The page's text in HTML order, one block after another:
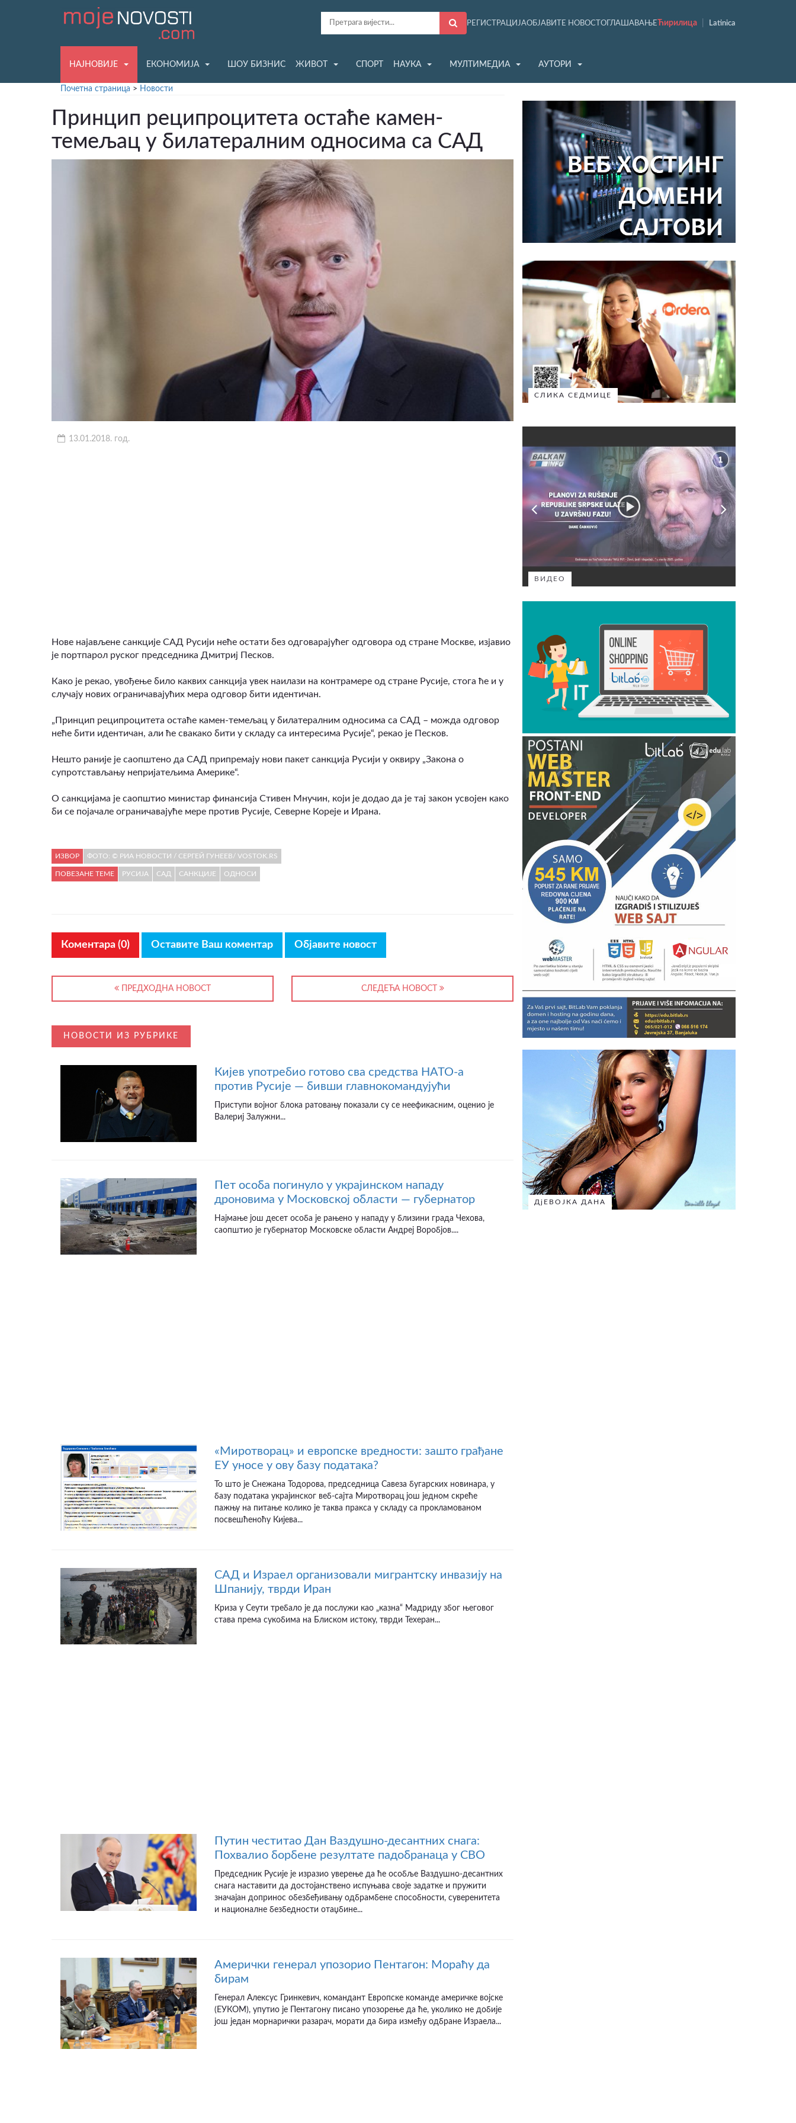
РЕГИСТРАЦИЈАОБЈАВИТЕ НОВОСТ ОГЛАШАВАЊЕ Ћирилица Latinica
НАЈНОВИЈЕ ЕКОНОМИЈА ШОУ БИЗНИС ЖИВОТ СПОРТ НАУКА МУЛТИМЕДИА АУТОРИ
Почетна страница > Новости
Принцип реципроцитета остаће камен-
темељац у билатералним односима са САД
13.01.2018. год.
Нове најављене санкције САД Русији неће остати без одговарајућег одговора од стране Москве, изјавио
је портпарол руског председника Дмитриј Песков.
Како је рекао, увођење било каквих санкција увек наилази на контрамере од стране Русије, стога ће и у
случају нових ограничавајућих мера одговор бити идентичан.
„Принцип реципроцитета остаће камен-темељац у билатералним односима са САД – можда одговор
неће бити идентичан, али ће свакако бити у складу са интересима Русије“, рекао је Песков.
Нешто раније је саопштено да САД припремају нови пакет санкција Русији у оквиру „Закона о
супротстављању непријатељима Америке“.
О санкцијама је саопштио министар финансија Стивен Мнучин, који је додао да је тај закон усвојен како
би се појачале ограничавајуће мере против Русије, Северне Кореје и Ирана.
ИЗВОР ФОТО: © РИА НОВОСТИ / СЕРГЕЙ ГУНЕЕВ/ VOSTOK.RS
ПОВЕЗАНЕ ТЕМЕ РУСИЈА САД САНКЦИЈЕ ОДНОСИ
Коментара (0) Оставите Ваш коментар Објавите новост
ПРЕДХОДНА НОВОСТ СЛЕДЕЋА НОВОСТ
НОВОСТИ ИЗ РУБРИКЕ
Кијев употребио готово сва средства НАТО-а
против Русије — бивши главнокомандујући
Приступи војног блока ратовању показали су се неефикасним, оценио је
Валериј Залужни...
Пет особа погинуло у украјинском нападу
дроновима у Московској области — губернатор
Најмање још десет особа је рањено у нападу у близини града Чехова,
саопштио је губернатор Московске области Андреј Воробјов....
«Миротворац» и европске вредности: зашто грађане
ЕУ уносе у ову базу података?
То што је Снежана Тодорова, председница Савеза бугарских новинара, у
базу података украјинског веб-сајта Миротворац још једном скреће
пажњу на питање колико је таква пракса у складу са прокламованом
посвешћеноћу Кијева...
САД и Израел организовали мигрантску инвазију на
Шпанију, тврди Иран
Криза у Сеути требало је да послужи као „казна“ Мадриду због његовог
става према сукобима на Блиском истоку, тврди Техеран...
Путин честитао Дан Ваздушно-десантних снага:
Похвалио борбене резултате падобранаца у СВО
Председник Русије је изразио уверење да ће особље Ваздушно-десантних
снага наставити да достојанствено испуњава своје задатке и пружити
значајан допринос обезбеђивању одбрамбене способности, суверенитета
и националне безбедности отаџбине...
Амерички генерал упозорио Пентагон: Мораћу да
бирам
Генерал Алексус Гринкевич, командант Европске команде америчке војске
(ЕУКОМ), упутио је Пентагону писано упозорење да ће, уколико не добије
још један морнарички разарач, морати да бира између одбране Израела...
СЛИКА СЕДМИЦЕ
ВИДЕО
ДјЕВОЈКА ДАНА